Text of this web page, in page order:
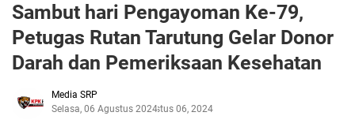
Sambut hari Pengayoman Ke-79,
Petugas Rutan Tarutung Gelar Donor
Darah dan Pemeriksaan Kesehatan
Media SRP
Selasa, 06 Agustus 2024Agustus 06, 2024